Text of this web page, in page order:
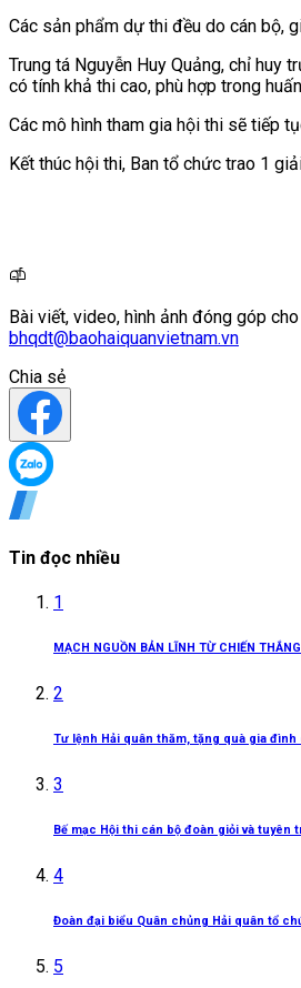
Các sản phẩm dự thi đều do cán bộ,
Trung tá Nguyễn Huy Quảng, chỉ huy
có tính khả thi cao, phù hợp trong
Các mô hình tham gia hội thi sẽ tiếp
Kết thúc hội thi, Ban tổ chức trao 1
Bài viết, video, hình ảnh đóng góp
bhqdt@baohaiquanvietnam.vn
Chia sẻ
Tin đọc nhiều
1
MẠCH NGUỒN BẢN LĨNH TỪ CHIẾN
2
Tư lệnh Hải quân thăm, tặng quà gia
3
Bế mạc Hội thi cán bộ đoàn giỏi và tuyên
4
Đoàn đại biểu Quân chủng Hải quân tổ
5